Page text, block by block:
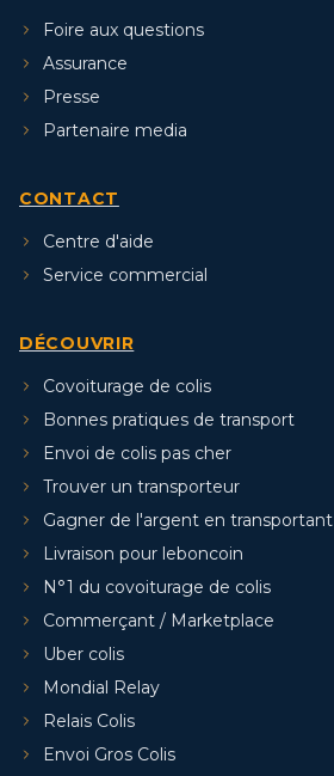
Foire aux questions
Assurance
Presse
Partenaire media
CONTACT
Centre d'aide
Service commercial
DÉCOUVRIR
Covoiturage de colis
Bonnes pratiques de transport
Envoi de colis pas cher
Trouver un transporteur
Gagner de l'argent en transportant
Livraison pour leboncoin
N°1 du covoiturage de colis
Commerçant / Marketplace
Uber colis
Mondial Relay
Relais Colis
Envoi Gros Colis